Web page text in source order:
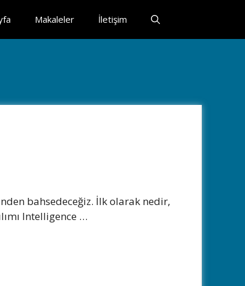
Makaleler İletişim
bahsedeceğiz. İlk olarak nedir,
Intelligence …